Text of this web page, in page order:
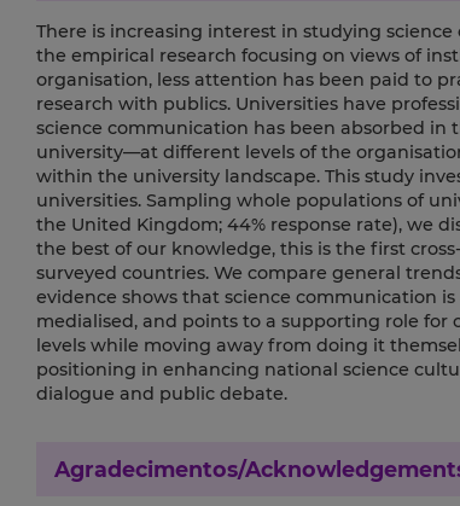
There is increasing interest in studying
the empirical research focusing on views of
organisation, less attention has been paid to
research with publics. Universities have
science communication has been absorbed in
university—at different levels of the
within the university landscape. This study
universities. Sampling whole populations of
the United Kingdom; 44% response rate), we
the best of our knowledge, this is the first
surveyed countries. We compare general
evidence shows that science communication
medialised, and points to a supporting role
levels while moving away from doing it
positioning in enhancing national science
dialogue and public debate.
Agradecimentos/